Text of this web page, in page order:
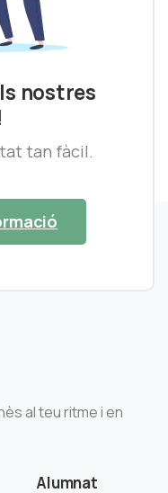
nostres
tan fàcil.
al teu ritme i en
Alumnat